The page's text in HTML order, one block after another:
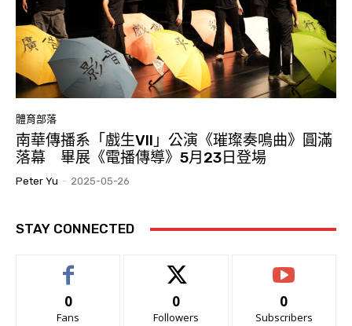
體育部落
南華傳播系「戲生VII」公演《璀璨奏鳴曲》圓滿
落幕 畢展《電播傳導》5月23日登場
Peter Yu - 2025-05-26
STAY CONNECTED
0
Fans
0
Followers
0
Subscribers